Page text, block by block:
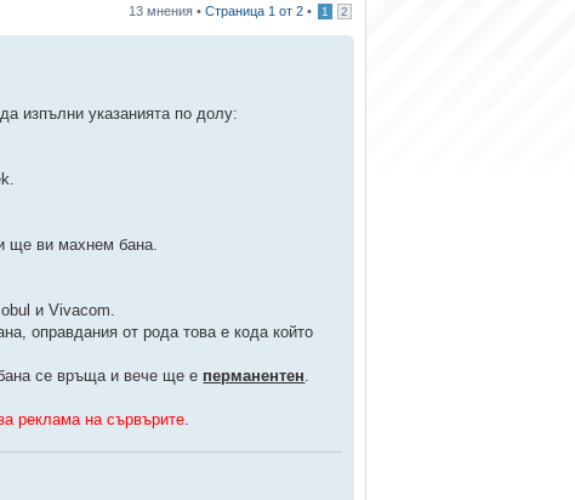
13 мнения • Страница 1 от 2 • 1 2
изпълни указанията по долу:
ще ви махнем бана.
и Vivacom.
оправдания от рода това е кода който
се връща и вече ще е перманентен
реклама на сървърите